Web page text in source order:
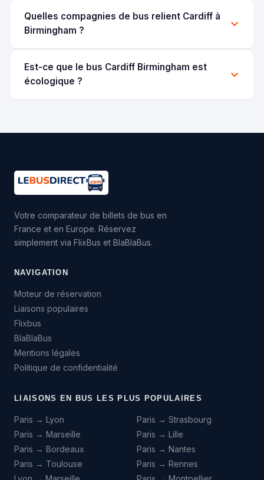
Quelles compagnies de bus relient Cardiff à
Birmingham ?
Est-ce que le bus Cardiff Birmingham est
écologique ?
Votre comparateur de billets de bus en
France et en Europe. Réservez
simplement via FlixBus et BlaBlaBus.
NAVIGATION
Moteur de réservation
Liaisons populaires
Flixbus
BlaBlaBus
Mentions légales
Politique de confidentialité
LIAISONS EN BUS LES PLUS POPULAIRES
Paris → Lyon
Paris → Marseille
Paris → Bordeaux
Paris → Toulouse
Paris → Strasbourg
Paris → Lille
Paris → Nantes
Paris → Rennes